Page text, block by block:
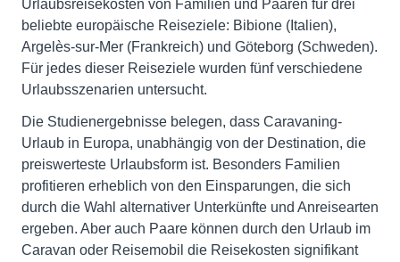
Urlaubsreisekosten von Familien und Paaren für drei
beliebte europäische Reiseziele: Bibione (Italien),
Argelès-sur-Mer (Frankreich) und Göteborg (Schweden).
Für jedes dieser Reiseziele wurden fünf verschiedene
Urlaubsszenarien untersucht.
Die Studienergebnisse belegen, dass Caravaning-
Urlaub in Europa, unabhängig von der Destination, die
preiswerteste Urlaubsform ist. Besonders Familien
profitieren erheblich von den Einsparungen, die sich
durch die Wahl alternativer Unterkünfte und Anreisearten
ergeben. Aber auch Paare können durch den Urlaub im
Caravan oder Reisemobil die Reisekosten signifikant